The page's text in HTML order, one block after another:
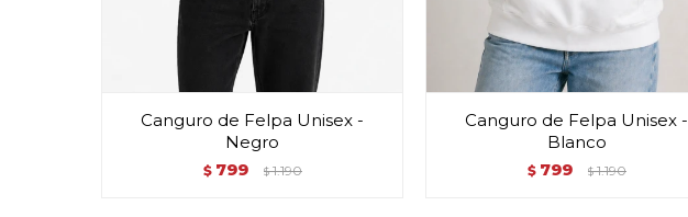
Canguro de Felpa Unisex -
Negro
$ 799 $ 1.190
Canguro de Felpa Unisex -
Blanco
$ 799 $ 1.190